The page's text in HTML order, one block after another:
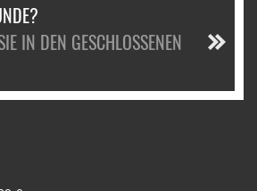
IN DEN GESCHLOSSENEN